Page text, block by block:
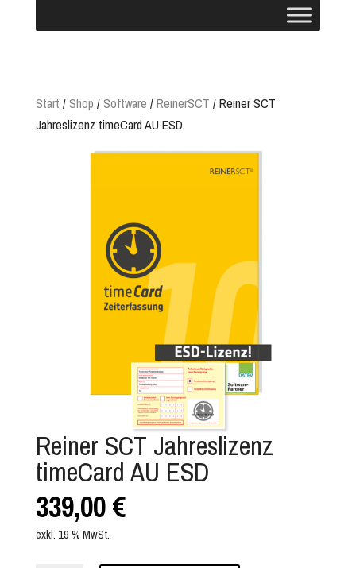
Start /Shop /Software /ReinerSCT / Reiner SCT
Jahreslizenz timeCard AU ESD
Reiner SCT Jahreslizenz
timeCard AU ESD
339,00€
exkl. 19 % MwSt.